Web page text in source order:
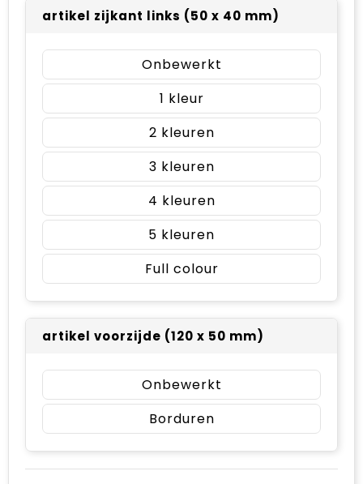
artikel zijkant links (50 x 40 mm)
Onbewerkt
1
2
3
4
5
Full colour
artikel voorzijde (120 x 50 mm)
Onbewerkt
Borduren